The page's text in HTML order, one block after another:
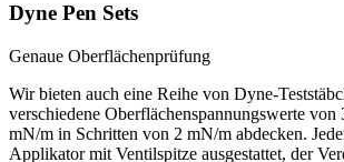
Dyne Pen Sets
Genaue Oberflächenprüfung
Wir bieten auch eine Reihe von Dyne-
verschiedene Oberflächenspannungswerte von
mN/m in Schritten von 2 mN/m abdecken.
Applikator mit Ventilspitze ausgestattet, der